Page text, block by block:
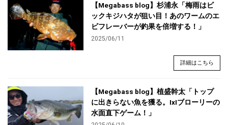
【Megabass blog】杉浦永「梅雨はビ
ックキジハタが狙い目！あのワームのエ
ビフレーバーが釣果を倍増する！」
2025/06/11
詳細はこちら
【Megabass blog】植盛幹太「トップ
に出きらない魚を獲る。IxIブローリーの
水面直下ゲーム！」